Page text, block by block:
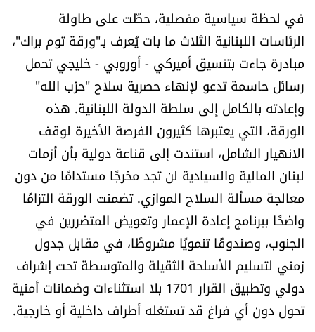
كتّابنا
تحت المجهر
آراء
اقتصاد
العالم
الصحافة الإسرائيلية
ثقافة وفنون
فصل من كتاب
في لحظة سياسية مفصلية، حطّت على طاولة
الرئاسات اللبنانية الثلاث ما بات يُعرف بـ"ورقة توم براك"،
مبادرة جاءت بتنسيق أميركي - أوروبي - خليجي تحمل
رسائل حاسمة تدعو لإنهاء حصرية سلاح "حزب الله"
وإعادته بالكامل إلى سلطة الدولة اللبنانية. هذه
الورقة، التي يعتبرها كثيرون الفرصة الأخيرة لوقف
الانهيار الشامل، استندت إلى قناعة دولية بأن أزمات
لبنان المالية والسيادية لن تجد مخرجًا مستدامًا من دون
معالجة مسألة السلاح الموازي. تضمنت الورقة التزامًا
واضحًا ببرنامج إعادة الإعمار وتعويض المتضررين في
الجنوب، وصندوقًا تنمويًا مشروطًا، في مقابل جدول
زمني لتسليم الأسلحة الثقيلة والمتوسطة تحت إشراف
دولي وتطبيق القرار 1701 بلا استثناءات وضمانات أمنية
تحول دون أي فراغ قد تستغله أطراف داخلية أو خارجية.